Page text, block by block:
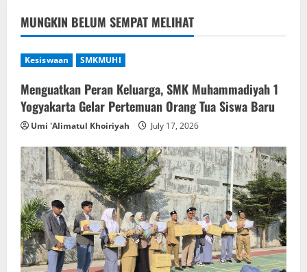
MUNGKIN BELUM SEMPAT MELIHAT
Kesiswaan SMKMUHI
Menguatkan Peran Keluarga, SMK Muhammadiyah 1
Yogyakarta Gelar Pertemuan Orang Tua Siswa Baru
Umi 'Alimatul Khoiriyah July 17, 2026